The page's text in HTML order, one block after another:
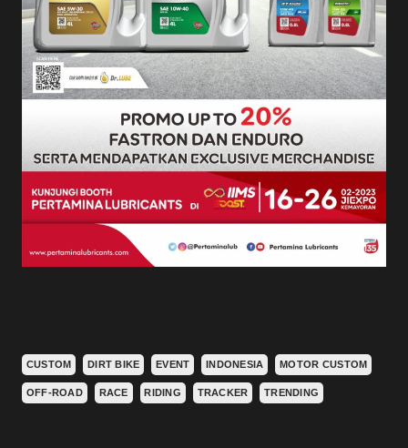
CUSTOM DIRT BIKE EVENT INDONESIA MOTOR CUSTOM
OFF-ROAD RACE RIDING TRACKER TRENDING